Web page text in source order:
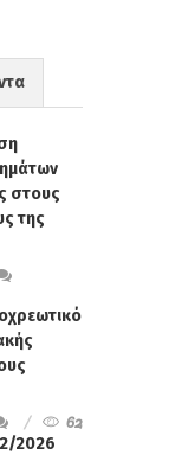
στους
της
62
2026